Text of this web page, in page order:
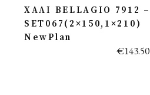
ΧΑΛΙ BELLAGIO 7912 –
SET067(2×150,1×210)
NewPlan
€143.50